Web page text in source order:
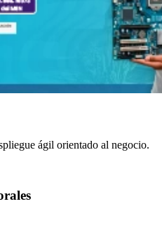
ágil orientado al negocio.